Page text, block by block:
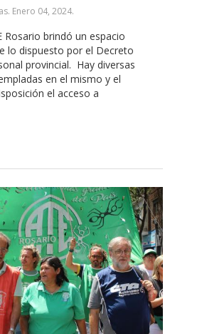
Enero 04, 2024.
Rosario brindó un espacio
lo dispuesto por el Decreto
provincial. Hay diversas
en el mismo y el
el acceso a